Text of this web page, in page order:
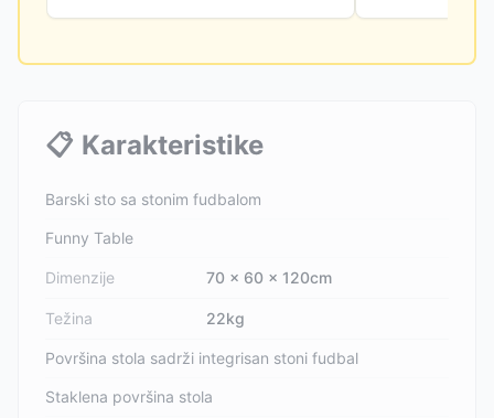
📋 Karakteristike
Barski sto sa stonim fudbalom
Funny Table
Dimenzije 70 x 60 x 120cm
Težina 22kg
Površina stola sadrži integrisan stoni fudbal
Staklena površina stola